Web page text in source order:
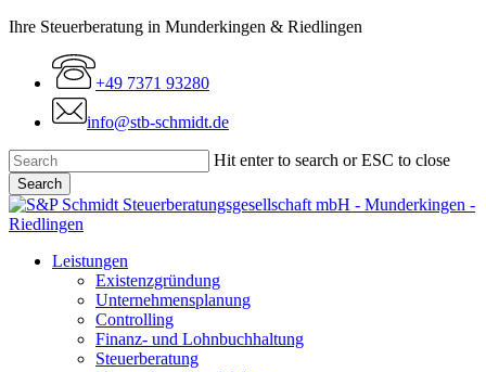
Skip
content
Ihre Steuerberatung in Munderkingen & Riedlingen
+49 7371 93280
info@stb-schmidt.de
Hit enter to search or ESC to close
Search
Close
Search
Menu
Leistungen
Existenzgründung
Unternehmensplanung
Controlling
Finanz- und Lohnbuchhaltung
Steuerberatung